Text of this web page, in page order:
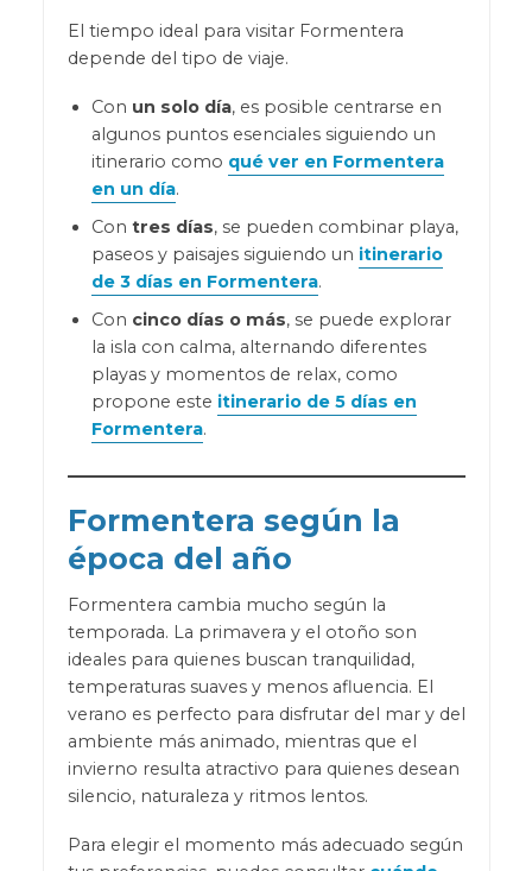
El tiempo ideal para visitar Formentera
depende del tipo de viaje.
Con un solo día, es posible centrarse en
algunos puntos esenciales siguiendo un
itinerario como qué ver en Formentera
en un día.
Con tres días, se pueden combinar playa,
paseos y paisajes siguiendo un itinerario
de 3 días en Formentera.
Con cinco días o más, se puede explorar
la isla con calma, alternando diferentes
playas y momentos de relax, como
propone este itinerario de 5 días en
Formentera.
Formentera según la
época del año
Formentera cambia mucho según la
temporada. La primavera y el otoño son
ideales para quienes buscan tranquilidad,
temperaturas suaves y menos afluencia. El
verano es perfecto para disfrutar del mar y del
ambiente más animado, mientras que el
invierno resulta atractivo para quienes desean
silencio, naturaleza y ritmos lentos.
Para elegir el momento más adecuado según